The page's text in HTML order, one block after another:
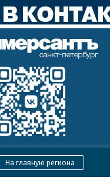
На главную региона